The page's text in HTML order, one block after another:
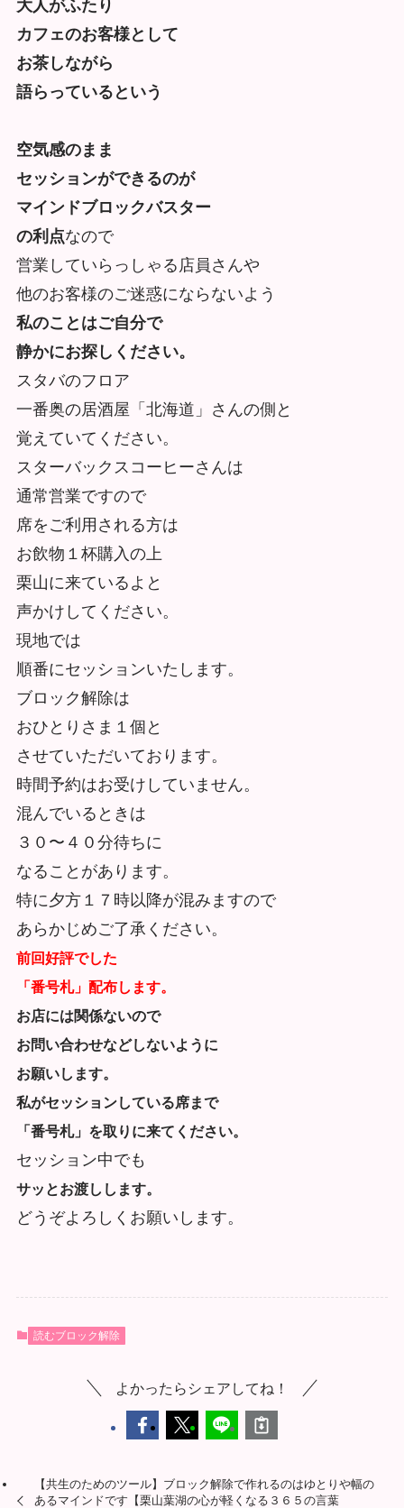
大人がふたり
カフェのお客様として
お茶しながら
語らっているという
空気感のまま
セッションができるのが
マインドブロックバスター
の利点なので
営業していらっしゃる店員さんや
他のお客様のご迷惑にならないよう
私のことはご自分で
静かにお探しください。
スタバのフロア
一番奥の居酒屋「北海道」さんの側と
覚えていてください。
スターバックスコーヒーさんは
通常営業ですので
席をご利用される方は
お飲物１杯購入の上
栗山に来ているよと
声かけしてください。
現地では
順番にセッションいたします。
ブロック解除は
おひとりさま１個と
させていただいております。
時間予約はお受けしていません。
混んでいるときは
３０〜４０分待ちに
なることがあります。
特に夕方１７時以降が混みますので
あらかじめご了承ください。
前回好評でした
「番号札」配布します。
お店には関係ないので
お問い合わせなどしないように
お願いします。
私がセッションしている席まで
「番号札」を取りに来てください。
セッション中でも
サッとお渡しします。
どうぞよろしくお願いします。
読むブロック解除
よかったらシェアしてね！
【共生のためのツール】ブロック解除で作れるのはゆとりや幅の
あるマインドです【栗山葉湖の心が軽くなる３６５の言葉